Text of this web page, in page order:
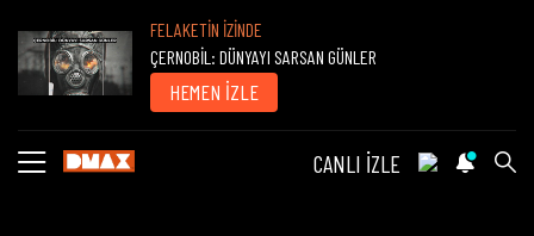
FELAKETİN İZİNDE
ÇERNOBİL: DÜNYAYI SARSAN GÜNLER
HEMEN İZLE
CANLI İZLE